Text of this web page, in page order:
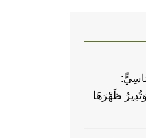
ظَهْرَهَا